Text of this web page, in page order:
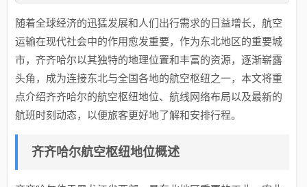
随着全球经济的迅猛发展和人们出行需求的日益增长，航空
运输在现代社会中的作用愈发重要，作为东北地区的重要城
市，齐齐哈尔以其独特的地理位置和丰富的资源，逐渐崭露
头角，成为连接东北与全国各地的航空枢纽之一，本文将重
点介绍齐齐哈尔的航空枢纽地位、航线网络布局以及最新的
航班时刻动态，以便旅客更好地了解和安排行程。
齐齐哈尔航空枢纽地位概述